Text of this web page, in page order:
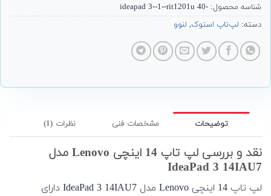
شناسه محصول: -40 ideapad 3--1--rit1201u
دسته: لپ‌تاپ استوک, لنوو
توضیحات مشخصات فنی نظرات (1)
نقد و بررسی لپ تاپ 14 اینچی Lenovo مدل
IdeaPad 3 14IAU7
لپ تاپ 14 اینچی Lenovo مدل IdeaPad 3 14IAU7 دارای